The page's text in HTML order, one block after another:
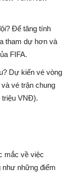
Để tăng tính
tham dự hơn và
FIFA.
Dự kiến vé vòng
vé trận chung
triệu VNĐ).
mắc về việc
như những điểm